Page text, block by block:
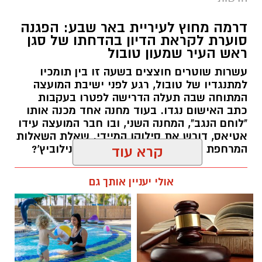
דרמה מחוץ לעיריית באר שבע: הפגנה
סוערת לקראת הדיון בהדחתו של סגן
ראש העיר שמעון טובול
עשרות שוטרים חוצצים בשעה זו בין תומכיו
למתנגדיו של טובול, רגע לפני ישיבת המועצה
המתוחה שבה תעלה הדרישה לפטרו בעקבות
כתב האישום נגדו. בעוד מחנה אחד מכנה אותו
"לוחם הנגב", המחנה השני, ובו חבר המועצה עידו
אטיאס, דורש את סילוקו המיידי. שאלת השאלות
המרחפת באוויר: כיצד יכריע רוביק דנילוביץ'?
קרא עוד
אולי יעניין אותך גם